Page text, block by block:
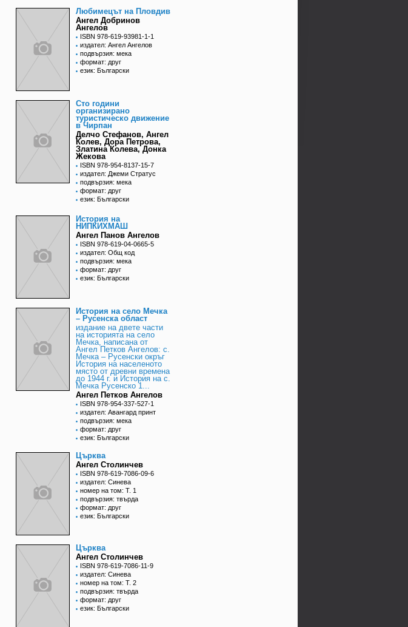
Любимецът на Пловдив
Ангел Добринов
Ангелов
ISBN 978-619-93981-1-1
издател: Ангел Ангелов
подвързия: мека
формат: друг
език: Български
Сто години
организирано
туристическо движение
в Чирпан
Делчо Стефанов, Ангел
Колев, Дора Петрова,
Златина Колева, Донка
Жекова
ISBN 978-954-8137-15-7
издател: Джеми Стратус
подвързия: мека
формат: друг
език: Български
История на
НИПКИХМАШ
Ангел Панов Ангелов
ISBN 978-619-04-0665-5
издател: Общ код
подвързия: мека
формат: друг
език: Български
История на село Мечка
– Русенска област
издание на двете части
на историята на село
Мечка, написана от
Ангел Петков Ангелов: с.
Мечка – Русенски окръг
История на населеното
място от древни времена
до 1944 г. и История на с.
Мечка Русенско 1...
Ангел Петков Ангелов
ISBN 978-954-337-527-1
издател: Авангард принт
подвързия: мека
формат: друг
език: Български
Църква
Ангел Столинчев
ISBN 978-619-7086-09-6
издател: Синева
номер на том: Т. 1
подвързия: твърда
формат: друг
език: Български
Църква
Ангел Столинчев
ISBN 978-619-7086-11-9
издател: Синева
номер на том: Т. 2
подвързия: твърда
формат: друг
език: Български